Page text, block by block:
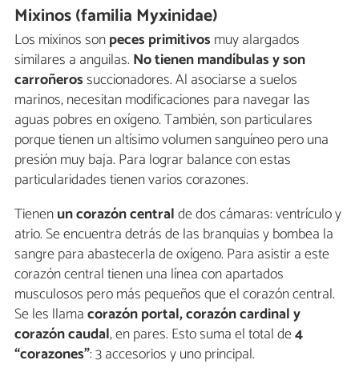
Mixinos (familia Myxinidae)
Los mixinos sonpeces primitivos muy alargados
similares a anguilas. No tienen mandíbulas y son
carroñerossuccionadores. Al asociarse a suelos
marinos, necesitan modificaciones para navegar las
aguas pobres en oxígeno. También, son particulares
porque tienen un altísimo volumen sanguíneo pero una
presión muy baja. Para lograr balance con estas
particularidades tienen varios corazones.
Tienenun corazón centralde dos cámaras: ventrículo y
atrio. Se encuentra detrás de las branquias y bombea la
sangre para abastecerla de oxígeno. Para asistir a este
corazón central tienen una línea con apartados
musculosos pero más pequeños que el corazón central.
Se les llamacorazón portal, corazón cardinal y
corazón caudal, en pares. Esto suma el total de4
“corazones”: 3 accesorios y uno principal.